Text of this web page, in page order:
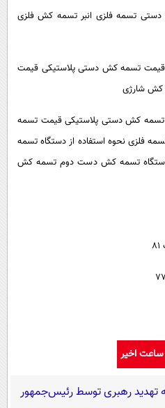
تسمه فلزی انبر تسمه کش فلزی
تسمه کش دستی پلاستیکی قیمت
شارژی
کش دستی پلاستیکی قیمت تسمه
نحوه استفاده از دستگاه تسمه
تسمه کش دست دوم تسمه کش
اخیر
تهدید رهبری توسط رئیس‌جمهور